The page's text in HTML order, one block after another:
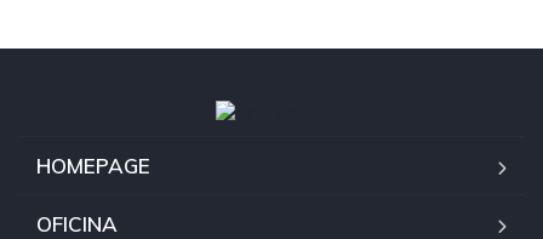
HOMEPAGE
OFICINA